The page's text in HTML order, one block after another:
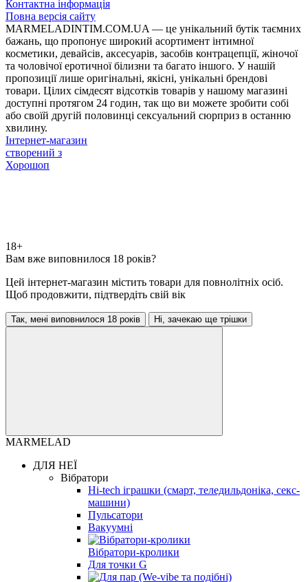
Контактна інформація
Повна версія сайту
MARMELADINTIM.COM.UA — це унікальний бутік таємних
бажань, що пропонує широкий асортимент інтимної
косметики, девайсів, аксесуарів, засобів контрацепції, жіночої
та чоловічої еротичної білизни та багато іншого. У нашій
пропозиції лише оригінальні, якісні, унікальні брендові
товари. Цілих сімдесят відсотків товарів у нашому магазині
доступні протягом 24 годин, так що ви можете зробити собі
або своїй другій половинці сексуальний сюрприз в останню
хвилину.
Інтернет-магазин
створений з
Хорошоп
18+
Вам вже виповнилося 18 років?
Цей інтернет-магазин містить товари для повнолітніх осіб.
Щоб продовжити, підтвердіть свій вік
Так, мені виповнилося 18 років Ні, зачекаю ще трішки
MARMELAD
ДЛЯ НЕЇ
Вібратори
Hi-tech іграшки (смарт, теледильдоніка, секс-
машини)
Пульсатори
Вакуумні
Вібратори-кролики
Для точки G